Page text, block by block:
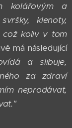
kolářovým a
klenoty,
což koliv v tom
má následující
a slibuje,
za zdraví
neprodávat,